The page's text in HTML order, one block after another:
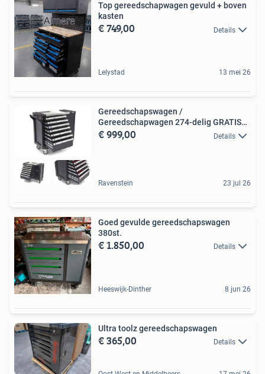
Top gereedschapwagen gevuld + boven
kasten
€ 749,00 Details
Lelystad 13 mei 26
Gereedschapswagen /
Gereedschapwagen 274-delig GRATIS
VERZE
€ 999,00 Details
Ravenstein 23 jul 26
Goed gevulde gereedschapswagen
380st.
€ 1.850,00 Details
Heeswijk-Dinther 8 jun 26
Ultra toolz gereedschapswagen
€ 365,00 Details